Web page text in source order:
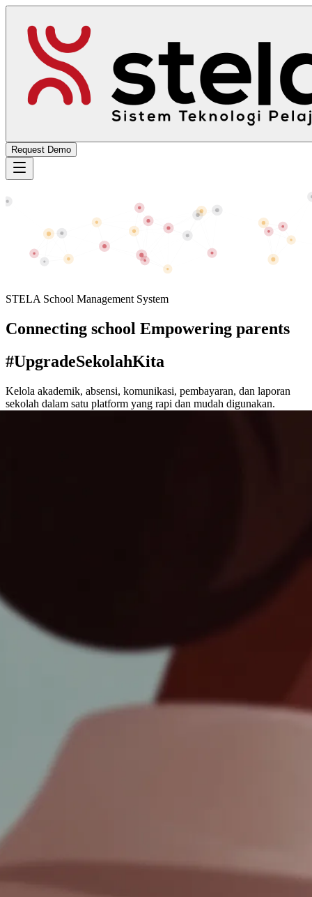
Request Demo
STELA School Management System
Connecting school Empowering parents
#UpgradeSekolahKita
Kelola akademik, absensi, komunikasi, pembayaran, dan laporan
sekolah dalam satu platform yang rapi dan mudah digunakan.